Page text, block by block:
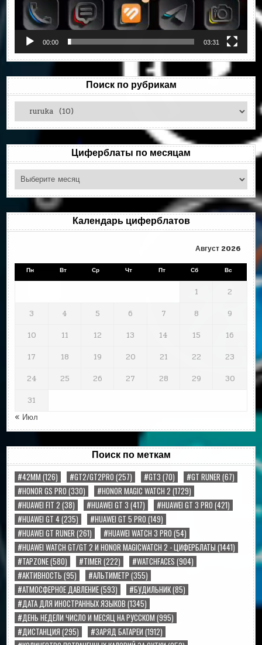
00:00 03:31
Поиск по рубрикам
Поиск
по
рубрикам
Циферблаты по месяцам
Циферблаты
по
месяцам
Календарь циферблатов
Август 2026
Пн Вт Ср Чт Пт Сб Вс
1
2
3
4 5 6 7 8
9
10
11 12 13 14 15
16
17
18 19 20 21 22
23
24
25 26 27 28 29
30
31
« Июл
Поиск по меткам
#42MM (126) #GT2/GT2PRO (257) #GT3 (70) #GT RUNER(67)
#HONOR GS PRO (330) #HONOR MAGIC WATCH 2 (1729)
#HUAWEI FIT 2 (38) #HUAWEI GT 3 (417) #HUAWEI GT 3 PRO (421)
#HUAWEI GT 4(235) #HUAWEI GT 5 PRO (149)
#HUAWEI GT RUNER(261) #HUAWEI WATCH 3 PRO (54)
#HUAWEI WATCH GT/GT 2 И HONOR MAGICWATCH 2 - ЦИФЕРБЛАТЫ (1441)
#TAPZONE(580) #TIMER(222) #WATCHFACES (904)
#АКТИВНОСТЬ (95) #АЛЬТИМЕТР (355)
#АТМОСФЕРНОЕ ДАВЛЕНИЕ(593) #БУДИЛЬНИК(85)
#ДАТА ДЛЯ ИНОСТРАННЫХ ЯЗЫКОВ (1345)
#ДЕНЬ НЕДЕЛИ ЧИСЛО И МЕСЯЦ НА РУССКОМ (995)
#ДИСТАНЦИЯ (295) #ЗАРЯД БАТАРЕИ (1912)